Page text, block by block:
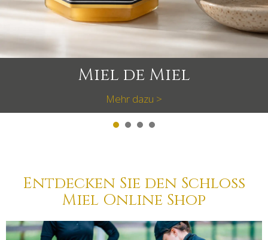
Miel de Miel
Mehr dazu >
Entdecken Sie den Schloss
Miel Online Shop